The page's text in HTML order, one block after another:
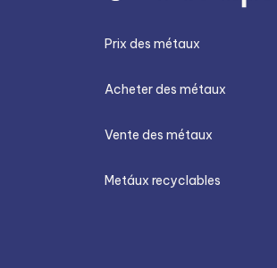
Prix des métaux
Acheter des métaux
Vente des métaux
Metáux recyclables